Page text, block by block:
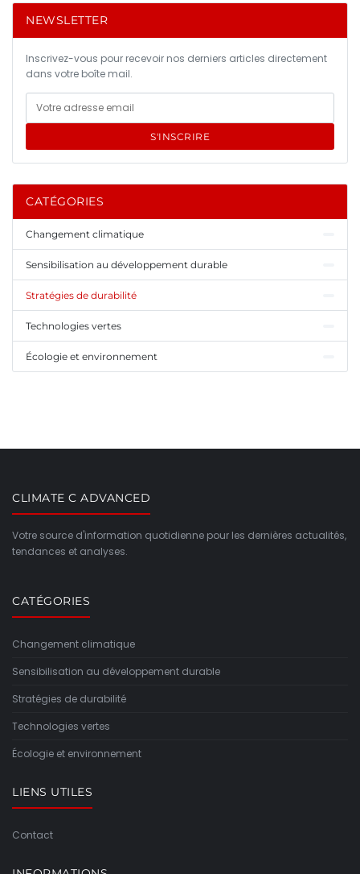
NEWSLETTER
Inscrivez-vous pour recevoir nos derniers articles directement
dans votre boîte mail.
S'INSCRIRE
CATÉGORIES
Changement climatique
Sensibilisation au développement durable
Stratégies de durabilité
Technologies vertes
Écologie et environnement
CLIMATE C ADVANCED
Votre source d'information quotidienne pour les dernières actualités,
tendances et analyses.
CATÉGORIES
Changement climatique
Sensibilisation au développement durable
Stratégies de durabilité
Technologies vertes
Écologie et environnement
LIENS UTILES
Contact